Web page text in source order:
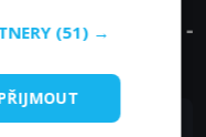
Jack Holborn -
(51) →